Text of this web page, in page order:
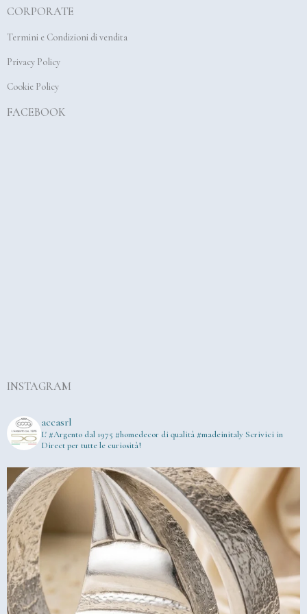
o
o
g
r
e
CORPORATE
Termini e Condizioni di vendita
Privacy Policy
Cookie Policy
FACEBOOK
INSTAGRAM
accasrl
L' #Argento dal 1975 #homedecor di qualità #madeinitaly Scrivici in
Direct per tutte le curiosità!